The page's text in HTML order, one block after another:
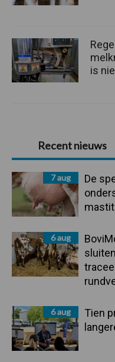
Primaire
Sidebar
Recent nieuws
7 aug
De
6 aug
6 aug
Tien
is